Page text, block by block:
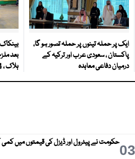
ایک پر حملہ تینوں پر حملہ تصور ہو گا،
پاکستان ، سعودی عرب اور ترکیہ کے
درمیان دفاعی معاہدہ
ہلاک ، 14 زخمی
03حکومت نے پیٹرول اور ڈیزل کی قیمتوں میں